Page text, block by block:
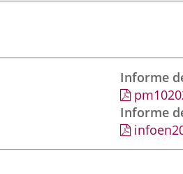
Informe
Informe